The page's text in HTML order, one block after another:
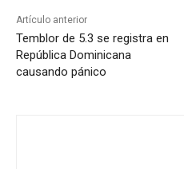
Artículo anterior
Temblor de 5.3 se registra en
República Dominicana
causando pánico